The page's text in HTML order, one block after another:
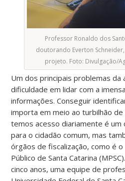
Professor Ronaldo dos
doutorando Everton
projeto. Foto: Divulgação/
Um dos principais problemas da
dificuldade em lidar com a
informações. Conseguir
importa em meio ao turbilhão de
temos acesso diariamente é um
para o cidadão comum, mas
órgãos de fiscalização, como é
Público de Santa Catarina
cinco anos, uma equipe de